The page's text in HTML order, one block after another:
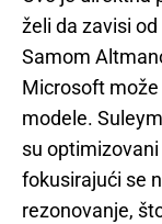
želi da zavisi
Samom
Microsoft
modele.
su
fokusirajući se
rezonovanje,